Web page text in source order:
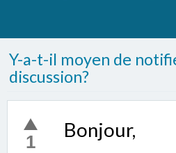
Y-a-t-il moyen de
discussion?
1
Bonjour,